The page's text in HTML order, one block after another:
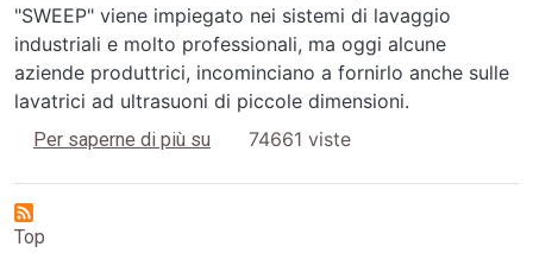
"SWEEP" viene impiegato nei sistemi di lavaggio
industriali e molto professionali, ma oggi alcune
aziende produttrici, incominciano a fornirlo anche sulle
lavatrici ad ultrasuoni di piccole dimensioni.
Per saperne di più su Principi del lavaggio ad ultrasuoni
74661 viste
Top